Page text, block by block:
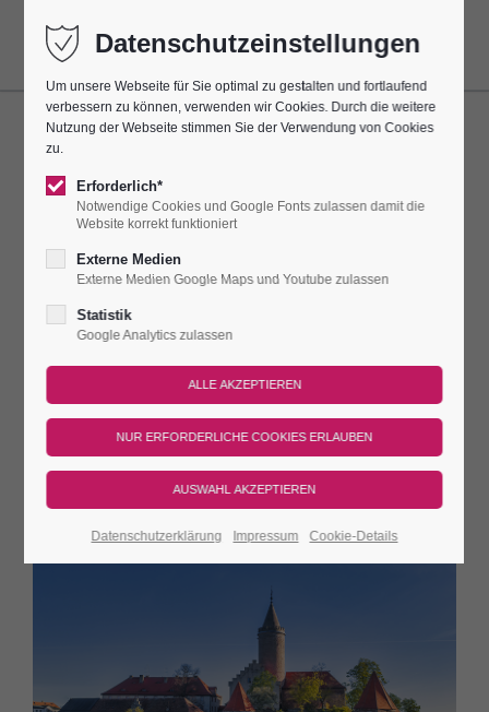
Datenschutzeinstellungen
Um unsere Webseite für Sie optimal zu gestalten und fortlaufend
verbessern zu können, verwenden wir Cookies. Durch die weitere
Nutzung der Webseite stimmen Sie der Verwendung von Cookies
zu.
Erforderlich*
Notwendige Cookies und Google Fonts zulassen damit die
Website korrekt funktioniert
Externe Medien
Externe Medien Google Maps und Youtube zulassen
Statistik
Google Analytics zulassen
Datenschutzerklärung Impressum Cookie-Details
TAG DER ARCHITEKTUR AUF
DER LEUCHTENBURG
28.06.2026
Die neue Bergstation des Schrägaufzuges der Leuchtenburg
öffnet zum Tag der Architektur ihre Türen und lädt zu
besonderen Einblicken in das aktuelle Bauprojekt ein.
Besucher erhalten spannende Einblicke in die Planung und
bauliche Umsetzung des neuen Schrägaufzuges sowie in die
Architektur der öffentlich zugänglichen Bergstation.
Kostenfrei.